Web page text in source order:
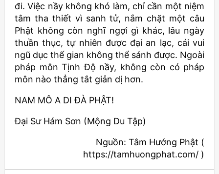
đi. Việc nầy không khó làm, chỉ cần một niệm
tâm tha thiết vì sanh tử, nắm chặt một câu
Phật không còn nghĩ ngợi gì khác, lâu ngày
thuần thục, tự nhiên được đại an lạc, cái vui
ngũ dục thế gian không thể sánh được. Ngoài
pháp môn Tịnh Độ nầy, không còn có pháp
môn nào thẳng tắt giản dị hơn.
NAM MÔ A DI ĐÀ PHẬT!
Đại Sư Hám Sơn (Mộng Du Tập)
Nguồn: Tâm Hướng Phật (
https://tamhuongphat.com/ )